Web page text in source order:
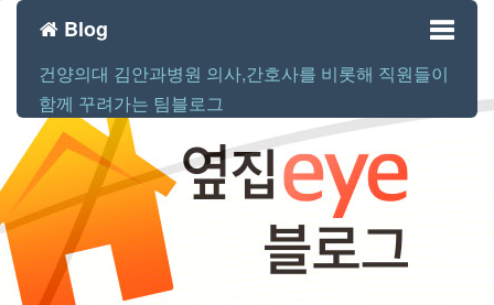
Toggle
Blog
건양의대 김안과병원 의사,간호사를 비롯해 직원들이
함께 꾸려가는 팀블로그